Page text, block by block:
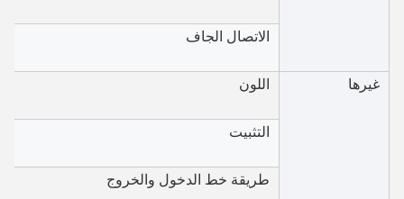
الاتصال الجاف
غيرها اللون
التثبيت
طريقة خط الدخول والخروج